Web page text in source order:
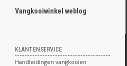
Vangkooiwinkel weblog
KLANTENSERVICE
Handleidingen vangkooien
.
.